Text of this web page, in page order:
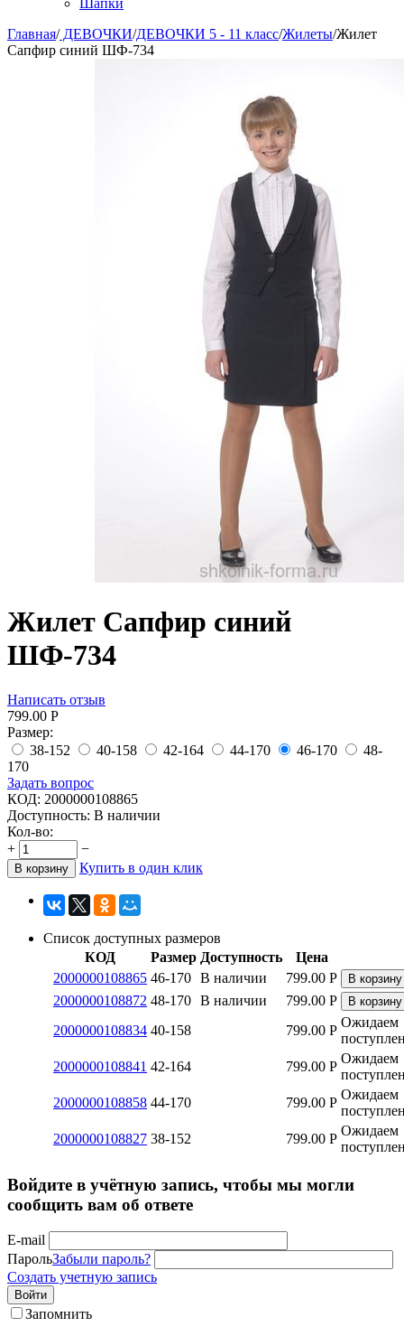
Шапки
Главная/ДЕВОЧКИ/ДЕВОЧКИ 5 - 11 класс/Жилеты/Жилет
Сапфир синий ШФ-734
Жилет Сапфир синий
ШФ-734
Написать отзыв
799.00 Р
Размер:
38-152
40-158 42-164 44-170 46-170
48-
170
Задать вопрос
КОД: 2000000108865
Доступность: В наличии
Кол-во:
+
−
В корзину Купить в один клик
Список доступных размеров
КОД
Размер Доступность
Цена
2000000108865 46-170 В наличии 799.00 Р В корзину
2000000108872 48-170 В наличии 799.00 Р В корзину
2000000108834 40-158 799.00 Р
Ожидаем
2000000108841 42-164 799.00 Р
Ожидаем
2000000108858 44-170 799.00 Р
Ожидаем
2000000108827 38-152 799.00 Р
Ожидаем
Войдите в учётную запись, чтобы мы могли
сообщить вам об ответе
E-mail
ПарольЗабыли пароль?
Создать учетную запись
Войти
Запомнить